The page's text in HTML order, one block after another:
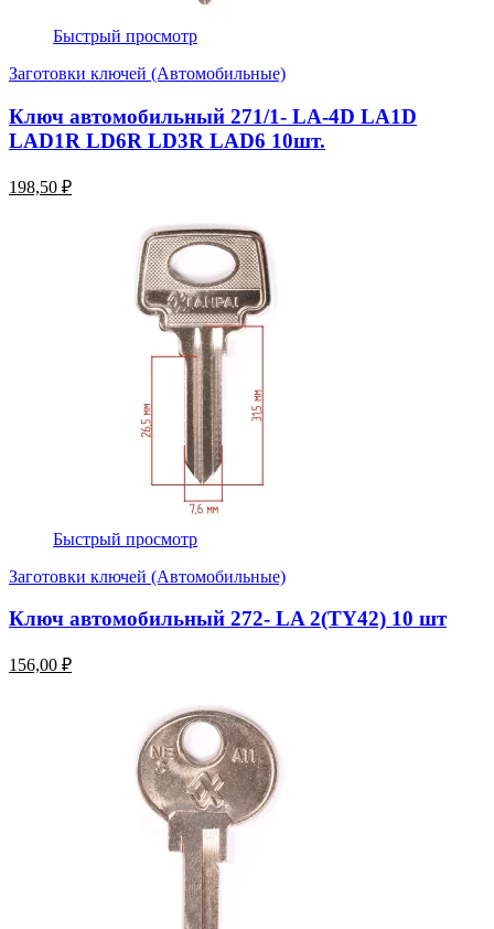
Быстрый просмотр
Заготовки ключей (Автомобильные)
Ключ автомобильный 271/1- LA-4D LA1D
LAD1R LD6R LD3R LAD6 10шт.
198,50 ₽
Быстрый просмотр
Заготовки ключей (Автомобильные)
Ключ автомобильный 272- LA 2(TY42) 10 шт
156,00 ₽